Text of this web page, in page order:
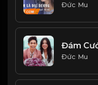
Đức Mu
Đức Mu